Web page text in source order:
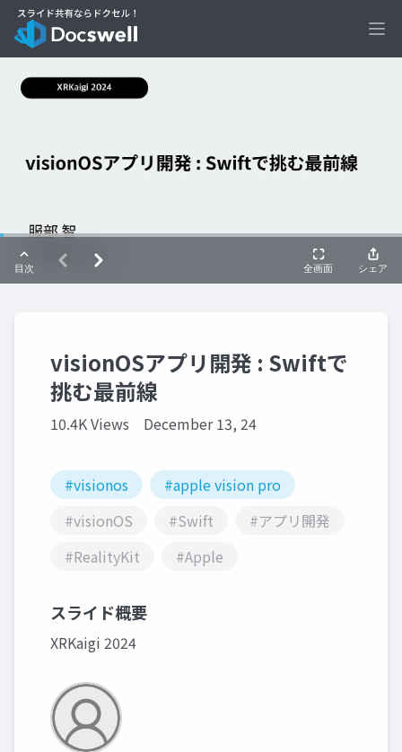
visionOSアプリ開発 : Swiftで
挑む最前線
10.4K Views December 13, 24
#visionos
#apple vision pro
#visionOS
#Swift
#アプリ開発
#RealityKit
#Apple
スライド概要
XRKaigi 2024